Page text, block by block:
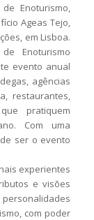
Enoturismo,
Ageas Tejo,
em Lisboa.
Enoturismo
evento anual
agências
restaurantes,
pratiquem
Com uma
ser o evento
experientes
e visões
com poder